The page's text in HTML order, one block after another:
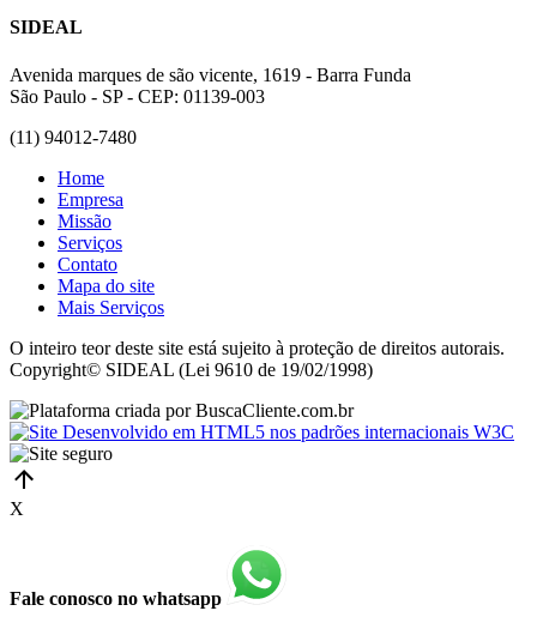
SIDEAL
Avenida marques de são vicente, 1619 - Barra Funda
São Paulo - SP - CEP: 01139-003
(11) 94012-7480
Home
Empresa
Missão
Serviços
Contato
Mapa do site
Mais Serviços
O inteiro teor deste site está sujeito à proteção de direitos autorais.
Copyright© SIDEAL (Lei 9610 de 19/02/1998)
X
Fale conosco no whatsapp